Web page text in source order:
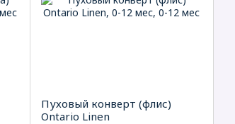
Пуховый конверт (флис)
Ontario Linen